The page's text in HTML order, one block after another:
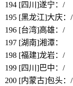
194 [四川]遂宁：/
195 [黑龙江]大庆：/
196 [台湾]高雄：/
197 [湖南]湘潭：
198 [福建]龙岩：/
199 [四川]巴中：/
200 [内蒙古]包头：/